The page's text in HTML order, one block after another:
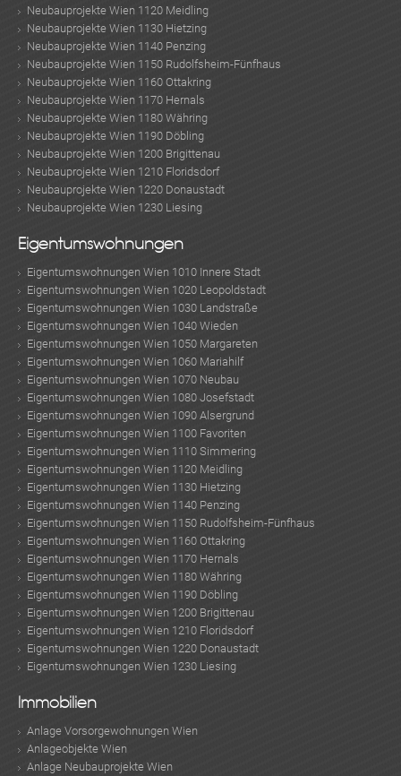
Neubauprojekte Wien 1120 Meidling
Neubauprojekte Wien 1130 Hietzing
Neubauprojekte Wien 1140 Penzing
Neubauprojekte Wien 1150 Rudolfsheim-Fünfhaus
Neubauprojekte Wien 1160 Ottakring
Neubauprojekte Wien 1170 Hernals
Neubauprojekte Wien 1180 Währing
Neubauprojekte Wien 1190 Döbling
Neubauprojekte Wien 1200 Brigittenau
Neubauprojekte Wien 1210 Floridsdorf
Neubauprojekte Wien 1220 Donaustadt
Neubauprojekte Wien 1230 Liesing
Eigentumswohnungen
Eigentumswohnungen Wien 1010 Innere Stadt
Eigentumswohnungen Wien 1020 Leopoldstadt
Eigentumswohnungen Wien 1030 Landstraße
Eigentumswohnungen Wien 1040 Wieden
Eigentumswohnungen Wien 1050 Margareten
Eigentumswohnungen Wien 1060 Mariahilf
Eigentumswohnungen Wien 1070 Neubau
Eigentumswohnungen Wien 1080 Josefstadt
Eigentumswohnungen Wien 1090 Alsergrund
Eigentumswohnungen Wien 1100 Favoriten
Eigentumswohnungen Wien 1110 Simmering
Eigentumswohnungen Wien 1120 Meidling
Eigentumswohnungen Wien 1130 Hietzing
Eigentumswohnungen Wien 1140 Penzing
Eigentumswohnungen Wien 1150 Rudolfsheim-Fünfhaus
Eigentumswohnungen Wien 1160 Ottakring
Eigentumswohnungen Wien 1170 Hernals
Eigentumswohnungen Wien 1180 Währing
Eigentumswohnungen Wien 1190 Döbling
Eigentumswohnungen Wien 1200 Brigittenau
Eigentumswohnungen Wien 1210 Floridsdorf
Eigentumswohnungen Wien 1220 Donaustadt
Eigentumswohnungen Wien 1230 Liesing
Immobilien
Anlage Vorsorgewohnungen Wien
Anlageobjekte Wien
Anlage Neubauprojekte Wien